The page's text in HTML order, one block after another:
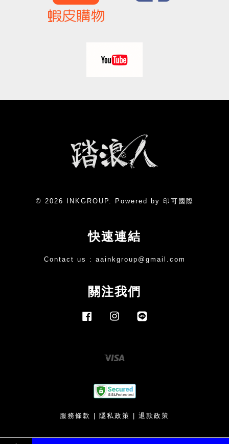
© 2026 INKGROUP. Powered by 印可國際
快速連結
Contact us : aainkgroup@gmail.com
關注我們
FacebookInstagram
服務條款 | 隱私政策 | 退款政策